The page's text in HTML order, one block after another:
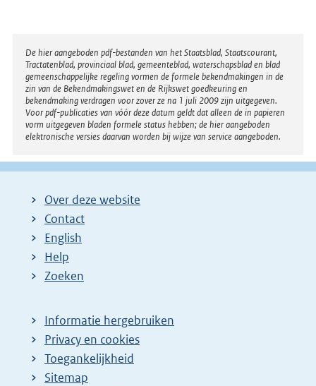
l
i
n
k
:
Disclaimer
De hier aangeboden pdf-bestanden van het Staatsblad, Staatscourant,
Tractatenblad, provinciaal blad, gemeenteblad, waterschapsblad en blad
gemeenschappelijke regeling vormen de formele bekendmakingen in de
zin van de Bekendmakingswet en de Rijkswet goedkeuring en
bekendmaking verdragen voor zover ze na 1 juli 2009 zijn uitgegeven.
Voor pdf-publicaties van vóór deze datum geldt dat alleen de in papieren
vorm uitgegeven bladen formele status hebben; de hier aangeboden
elektronische versies daarvan worden bij wijze van service aangeboden.
Over deze website
Contact
English
Help
Zoeken
Informatie hergebruiken
Privacy en cookies
Toegankelijkheid
Sitemap